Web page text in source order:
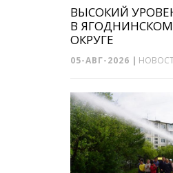
ВЫСОКИЙ
В
ОКРУГЕ
05-АВГ-2026